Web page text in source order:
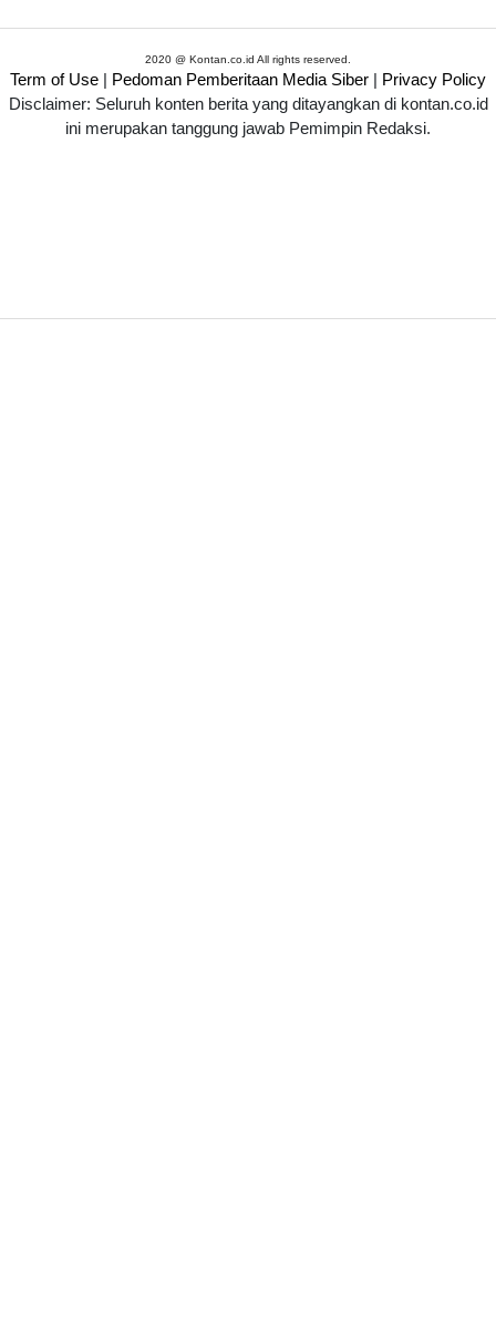
2020 @ Kontan.co.id All rights reserved.
Term of Use | Pedoman Pemberitaan Media Siber | Privacy Policy
Disclaimer: Seluruh konten berita yang ditayangkan di kontan.co.id
ini merupakan tanggung jawab Pemimpin Redaksi.